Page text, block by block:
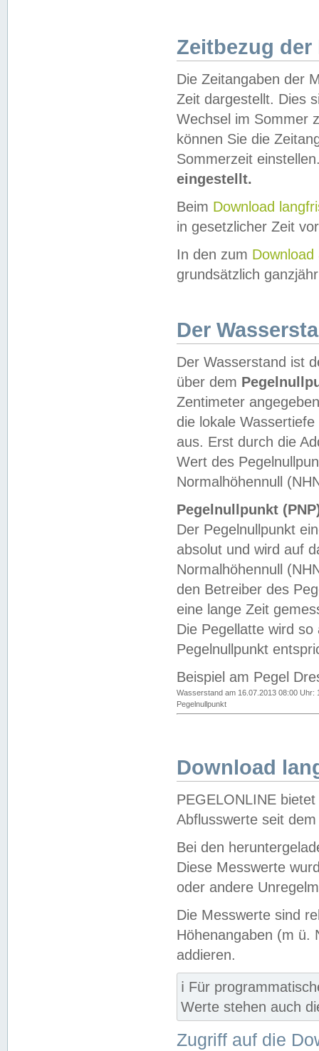
Zeitbezug der
Die Zeitangaben der
Zeit dargestellt. Dies
Wechsel im Sommer
können Sie die
Sommerzeit
eingestellt.
Beim Download
in gesetzlicher Zeit
In den zum Download
grundsätzlich
Der
Der Wasserstand ist
über dem
Zentimeter
die lokale
aus. Erst durch die
Wert des
Normalhöhennull
Pegelnullpunkt
Der Pegelnullpunkt
absolut und wird auf
Normalhöhennull
den Betreiber des
eine lange Zeit
Die Pegellatte wird
Pegelnullpunkt
Beispiel am Pegel
Wasserstand am 16.07.2013 08:00 Uhr:
Pegelnullpunkt
Download
PEGELONLINE
Abflusswerte seit
Bei den
Diese Messwerte
oder andere
Die Messwerte sind
Höhenangaben (m ü.
addieren.
ℹ️ Für
Werte stehen auch
Zugriff auf die